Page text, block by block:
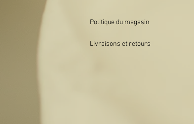
Politique du magasin
Livraisons et retours